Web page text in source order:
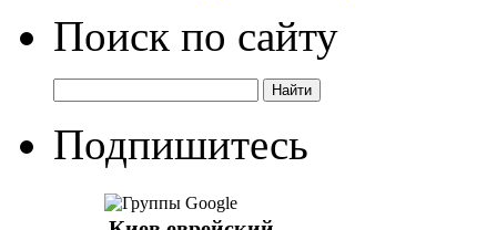
Поиск по сайту
Подпишитесь